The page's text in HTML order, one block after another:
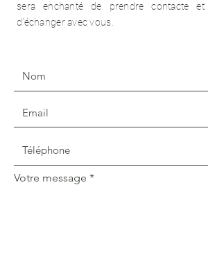
sera enchanté de prendre contacte et
d'échanger avec vous.
Votre message